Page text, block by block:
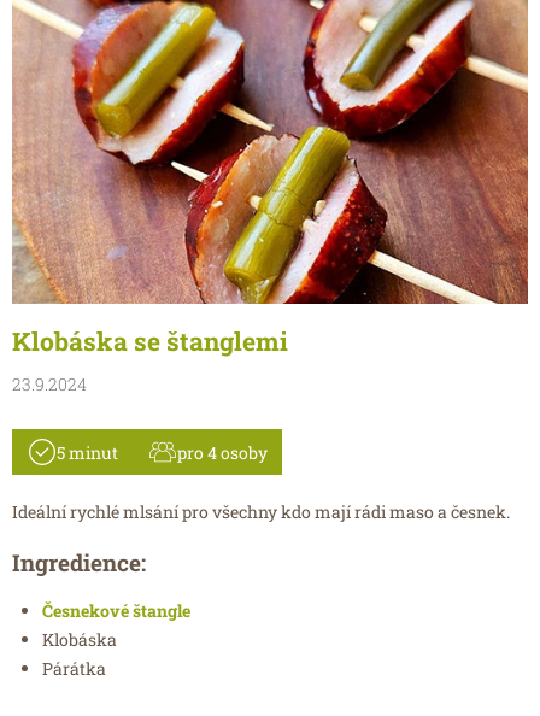
Klobáska se štanglemi
23.9.2024
5 minut pro 4 osoby
Ideální rychlé mlsání pro všechny kdo mají rádi maso a česnek.
Ingredience:
Česnekové štangle
Klobáska
Párátka